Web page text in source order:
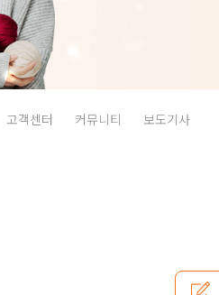
고객센터 커뮤니티 보도기사